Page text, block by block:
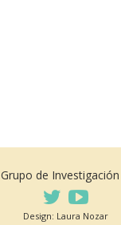
Grupo de
Design: Laura Nozar